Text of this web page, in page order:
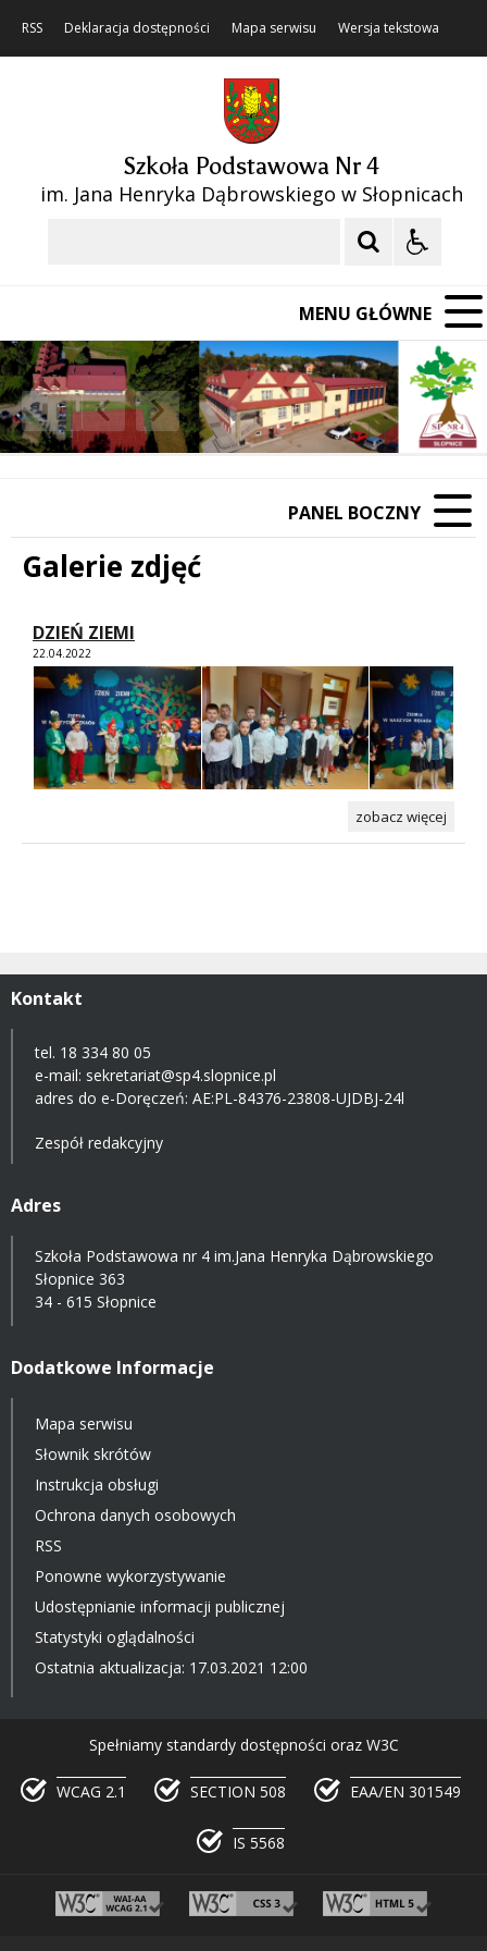
RSS Deklaracja dostępności Mapa serwisu Wersja tekstowa
Szkoła Podstawowa Nr 4
im. Jana Henryka Dąbrowskiego w Słopnicach
MENU GŁÓWNE
Poprzedni Element
Następny Element
❚❚
PANEL BOCZNY
Galerie zdjęć
DZIEŃ ZIEMI
22.04.2022
zobacz więcej
Kontakt
tel. 18 334 80 05
e-mail: sekretariat@sp4.slopnice.pl
adres do e-Doręczeń: AE:PL-84376-23808-UJDBJ-24l
Zespół redakcyjny
Adres
Szkoła Podstawowa nr 4 im.Jana Henryka Dąbrowskiego
Słopnice 363
34 - 615 Słopnice
Dodatkowe Informacje
Mapa serwisu
Słownik skrótów
Instrukcja obsługi
Ochrona danych osobowych
RSS
Ponowne wykorzystywanie
Udostępnianie informacji publicznej
Statystyki oglądalności
Ostatnia aktualizacja: 17.03.2021 12:00
Spełniamy standardy dostępności oraz W3C
WCAG 2.1 SECTION 508 EAA/EN 301549
IS 5568